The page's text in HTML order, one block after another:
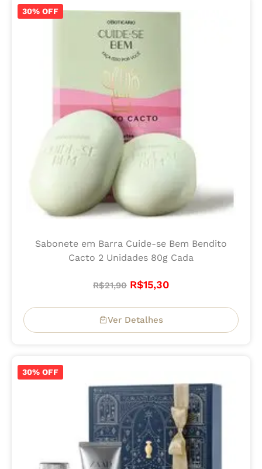
30% OFF
Sabonete em Barra Cuide-se Bem Bendito
Cacto 2 Unidades 80g Cada
R$21,90 R$15,30
Ver Detalhes
30% OFF